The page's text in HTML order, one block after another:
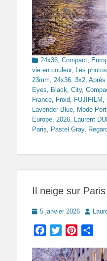
Categories
24x36 Compact
vie en couleur, Les
23mm
24x36, 3x2 Après
Eyes
Black City,
France Froid FUJIFILM
Lavender Blue Mode
Europe, 2026, Laurent
Paris
Pastel Gray,
Il neige sur Paris
Posted
5 janvier 2026 Author
Facebook
TwitterPinterest